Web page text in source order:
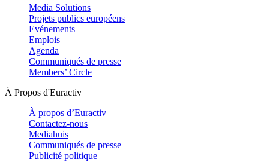
Media Solutions
Projets publics européens
Evénements
Emplois
Agenda
Communiqués de presse
Members’ Circle
À Propos d'Euractiv
À propos d’Euractiv
Contactez-nous
Mediahuis
Communiqués de presse
Publicité politique